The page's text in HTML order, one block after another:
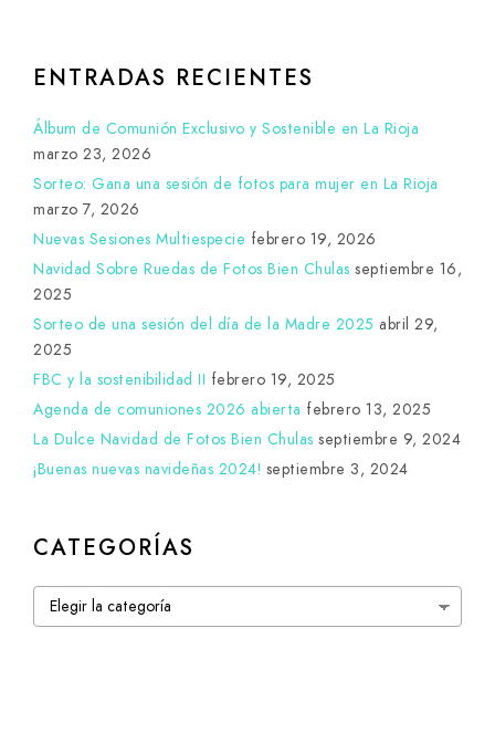
ENTRADAS RECIENTES
Álbum de Comunión Exclusivo y Sostenible en La Rioja
marzo 23, 2026
Sorteo: Gana una sesión de fotos para mujer en La Rioja
marzo 7, 2026
Nuevas Sesiones Multiespecie febrero 19, 2026
Navidad Sobre Ruedas de Fotos Bien Chulas septiembre 16,
2025
Sorteo de una sesión del día de la Madre 2025 abril 29,
2025
FBC y la sostenibilidad II febrero 19, 2025
Agenda de comuniones 2026 abierta febrero 13, 2025
La Dulce Navidad de Fotos Bien Chulas septiembre 9, 2024
¡Buenas nuevas navideñas 2024! septiembre 3, 2024
CATEGORÍAS
Categorías